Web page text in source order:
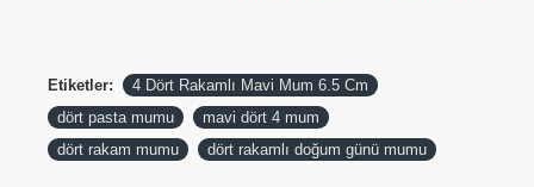
Etiketler:
4 Dört Rakamlı Mavi Mum 6.5 Cm
dört pasta mumu
mavi dört 4 mum
dört rakam mumu
dört rakamlı doğum günü mumu